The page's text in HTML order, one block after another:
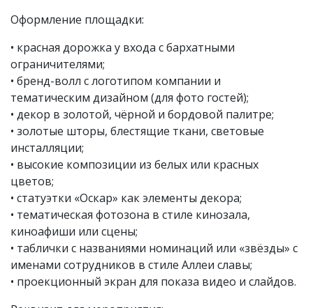
Оформление площадки:
• красная дорожка у входа с бархатными
ограничителями;
• бренд-волл с логотипом компании и
тематическим дизайном (для фото гостей);
• декор в золотой, чёрной и бордовой палитре;
• золотые шторы, блестящие ткани, световые
инсталляции;
• высокие композиции из белых или красных
цветов;
• статуэтки «Оскар» как элементы декора;
• тематическая фотозона в стиле кинозала,
киноафиши или сцены;
• таблички с названиями номинаций или «звёзды» с
именами сотрудников в стиле Аллеи славы;
• проекционный экран для показа видео и слайдов.